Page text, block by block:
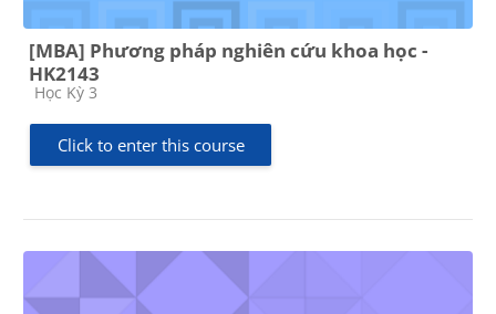
[MBA] Phương pháp nghiên cứu khoa học -
HK2143
Course category
Học Kỳ 3
Click to enter this course